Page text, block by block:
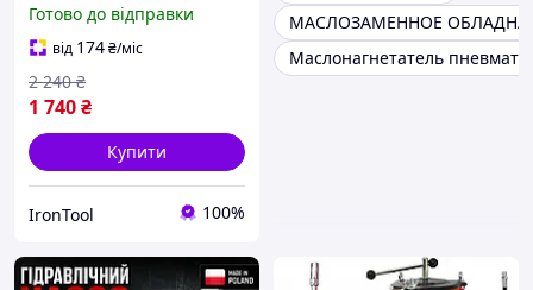
МПа / 300 бар,Нагнітач
масла для сто
Готово до відправки
від 174₴/міс
1 740₴
2 240 ₴
Купити
IronTool 100%
МАСЛОЗАМЕННОЕ
Маслонагнетатель